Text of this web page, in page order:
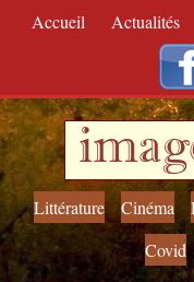
Accueil Actualités
Littérature Cinéma
Covid